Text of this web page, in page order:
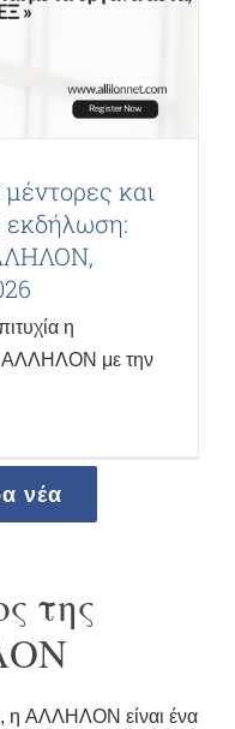
και
εκδήλωση:
η
ΑΛΛΗΛΟΝ με την
νέα
της
η AΛΛΗΛΟΝ είναι ένα